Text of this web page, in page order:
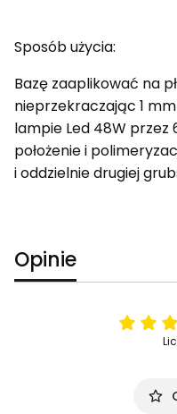
Sposób użycia:
Bazę zaaplikować na
nieprzekraczając 1
lampie Led 48W przez
położenie i
i oddzielnie drugiej
Opinie